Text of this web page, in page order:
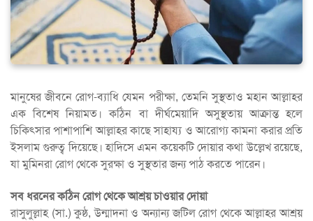
মানুষের জীবনে রোগ-ব্যাধি যেমন পরীক্ষা, তেমনি সুস্থতাও মহান আল্লাহর
এক বিশেষ নিয়ামত। কঠিন বা দীর্ঘমেয়াদি অসুস্থতায় আক্রান্ত হলে
চিকিৎসার পাশাপাশি আল্লাহর কাছে সাহায্য ও আরোগ্য কামনা করার প্রতি
ইসলাম গুরুত্ব দিয়েছে। হাদিসে এমন কয়েকটি দোয়ার কথা উল্লেখ রয়েছে,
যা মুমিনরা রোগ থেকে সুরক্ষা ও সুস্থতার জন্য পাঠ করতে পারেন।
সব ধরনের কঠিন রোগ থেকে আশ্রয় চাওয়ার দোয়া
রাসুলুল্লাহ (সা.) কুষ্ঠ, উন্মাদনা ও অন্যান্য জটিল রোগ থেকে আল্লাহর আশ্রয়